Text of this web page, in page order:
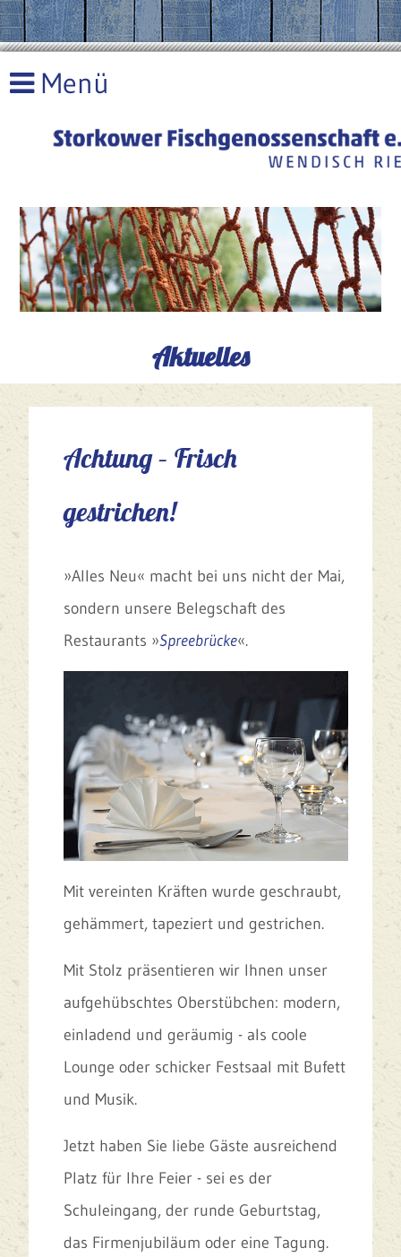
Aktuelles
Achtung – Frisch
gestrichen!
»Alles Neu« macht bei uns nicht der Mai,
sondern unsere Belegschaft des
Restaurants »Spreebrücke«.
Mit vereinten Kräften wurde geschraubt,
gehämmert, tapeziert und gestrichen.
Mit Stolz präsentieren wir Ihnen unser
aufgehübschtes Oberstübchen: modern,
einladend und geräumig - als coole
Lounge oder schicker Festsaal mit Bufett
und Musik.
Jetzt haben Sie liebe Gäste ausreichend
Platz für Ihre Feier - sei es der
Schuleingang, der runde Geburtstag,
das Firmenjubiläum oder eine Tagung.